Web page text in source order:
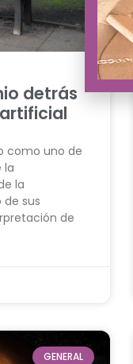
detrás
como uno de
la
la
sus
de
GENERAL